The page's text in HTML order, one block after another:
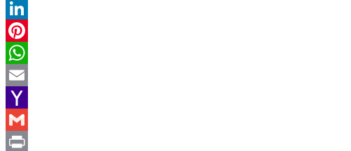
Twitter
LinkedIn
Pinterest
WhatsApp
Email
Yahoo
Mail
Gmail